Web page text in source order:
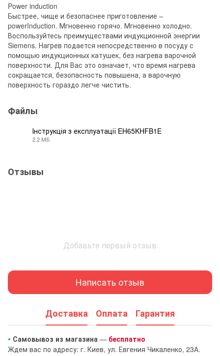
Power induction
Быстрее, чище и безопаснее приготовление –
powerInduction. Мгновенно горячо. Мгновенно холодно.
Воспользуйтесь преимуществами индукционной энергии
Siemens. Нагрев подается непосредственно в посуду с
помощью индукционных катушек, без нагрева варочной
поверхности. Для Вас это означает, что время нагрева
сокращается, безопасность повышена, а варочную
поверхность гораздо легче чистить.
Файлы
Інструкція з експлуатації EH65KHFB1E
2.2 МБ
Отзывы
Добавьте первый отзыв
Написать отзыв
Доставка Оплата Гарантия
• Самовывоз из магазина — бесплатно
Ждем вас по адресу: г. Киев, ул. Евгения Чикаленко, 23А.